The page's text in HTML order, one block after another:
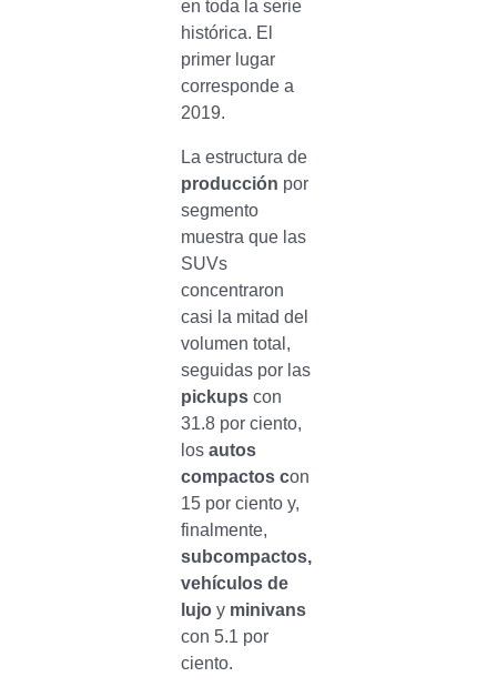
en toda la serie
histórica. El
primer lugar
corresponde a
2019.
La estructura de
producción por
segmento
muestra que las
SUVs
concentraron
casi la mitad del
volumen total,
seguidas por las
pickups con
31.8 por ciento,
los autos
compactos con
15 por ciento y,
finalmente,
subcompactos,
vehículos de
lujoy minivans
con 5.1 por
ciento.